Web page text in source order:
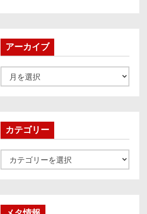
アーカイブ
ー
ブカテゴリー
テ